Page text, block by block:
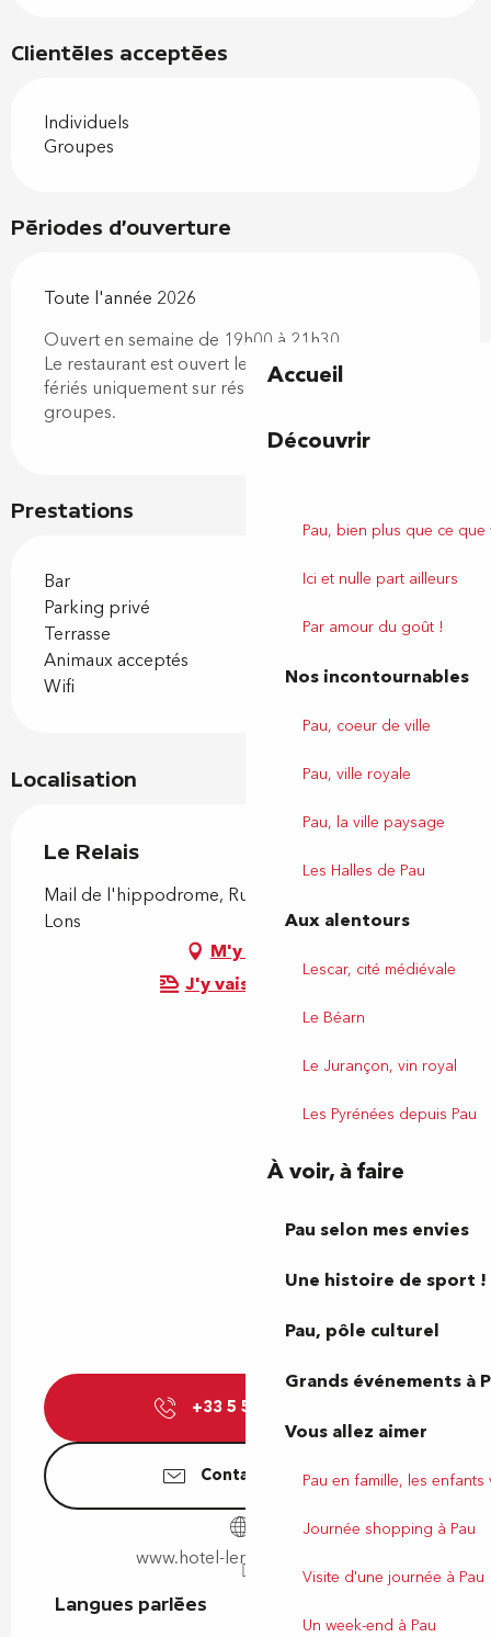
Accueil
Découvrir
Pau, bien plus que ce
Ici et nulle part ailleurs
Par amour du goût !
Nos incontournables
Pau, coeur de ville
Pau, ville royale
Pau, la ville paysage
Les Halles de Pau
Aux alentours
Lescar, cité médiévale
Le Béarn
Le Jurançon, vin royal
Les Pyrénées depuis Pau
À voir, à faire
Pau selon mes envies
Une histoire de sport !
Pau, pôle culturel
Grands événements à
Vous allez aimer
Pau en famille, les
Journée shopping à Pau
Visite d'une journée à Pau
Un week-end à Pau
Prestations
Bar
Parking privé
Terrasse
Animaux acceptés
Wifi
Clientèles acceptées
Individuels
Groupes
Périodes d'ouverture
Toute l'année 2026
Ouvert en semaine de 19h00 à 21h30.
Le restaurant est ouvert le week-end et les jours
fériés uniquement sur réservation pour les
groupes.
Localisation
Le Relais
Mail de l'hippodrome, Rue de Strasbourg, 64140
Lons
M'y rendre
J'y vais en train !
+33 5 59 72 74
Contactez-nous
www.hotel-lerelais-pau.com
Langues parlées
Langues parlées